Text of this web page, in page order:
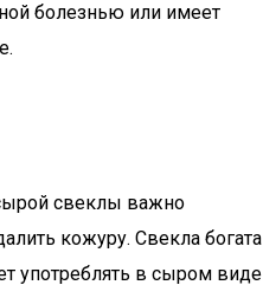
болезнью или имеет
свеклы важно
кожуру. Свекла богата
употреблять в сыром виде